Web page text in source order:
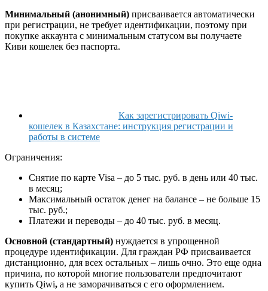
Минимальный (анонимный) присваивается автоматически
при регистрации, не требует идентификации, поэтому при
покупке аккаунта с минимальным статусом вы получаете
Киви кошелек без паспорта.
Как зарегистрировать Qiwi-
кошелек в Казахстане: инструкция регистрации и
работы в системе
Ограничения:
Снятие по карте Visa – до 5 тыс. руб. в день или 40 тыс.
в месяц;
Максимальный остаток денег на балансе – не больше 15
тыс. руб.;
Платежи и переводы – до 40 тыс. руб. в месяц.
Основной (стандартный) нуждается в упрощенной
процедуре идентификации. Для граждан РФ присваивается
дистанционно, для всех остальных – лишь очно. Это еще одна
причина, по которой многие пользователи предпочитают
купить Qiwi, а не заморачиваться с его оформлением.